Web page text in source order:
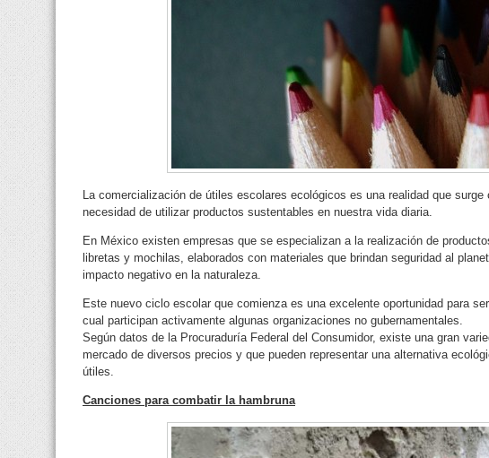
La comercialización de útiles escolares ecológicos es una realidad que
necesidad de utilizar productos sustentables en nuestra vida diaria.
En México existen empresas que se especializan a la realización de
libretas y mochilas, elaborados con materiales que brindan seguridad al
impacto negativo en la naturaleza.
Este nuevo ciclo escolar que comienza es una excelente oportunidad para
cual participan activamente algunas organizaciones no gubernamentales.
Según datos de la Procuraduría Federal del Consumidor, existe una gran
mercado de diversos precios y que pueden representar una alternativa
útiles.
Canciones para combatir la hambruna